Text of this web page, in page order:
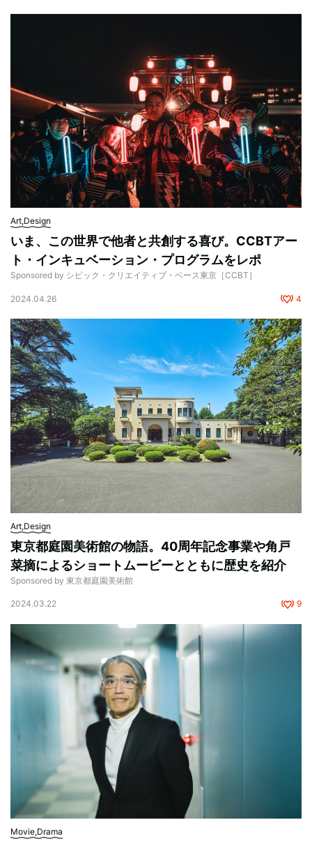
Art,Design
いま、この世界で他者と共創する喜び。CCBTアー
ト・インキュベーション・プログラムをレポ
Sponsored by シビック・クリエイティブ・ベース東京［CCBT］
2024.04.26 4
Art,Design
東京都庭園美術館の物語。40周年記念事業や角戸
菜摘によるショートムービーとともに歴史を紹介
Sponsored by 東京都庭園美術館
2024.03.22 9
Movie,Drama